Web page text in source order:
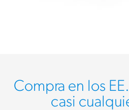
Compra en los
casi